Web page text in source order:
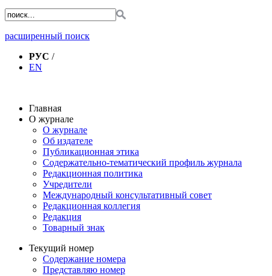
расширенный поиск
РУС /
EN
Главная
О журнале
О журнале
Об издателе
Публикационная этика
Содержательно-тематический профиль журнала
Редакционная политика
Учредители
Международный консультативный совет
Редакционная коллегия
Редакция
Товарный знак
Текущий номер
Содержание номера
Представляю номер